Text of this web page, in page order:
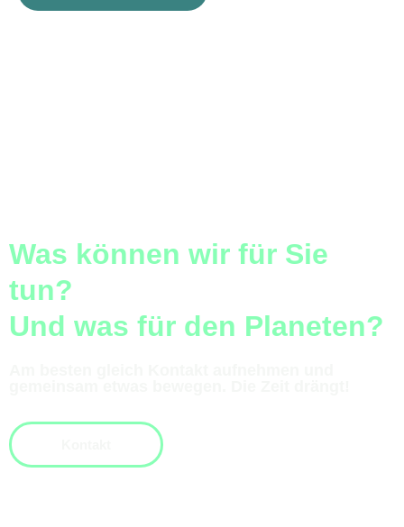
Was können wir für Sie
tun?
Und was für den Planeten?